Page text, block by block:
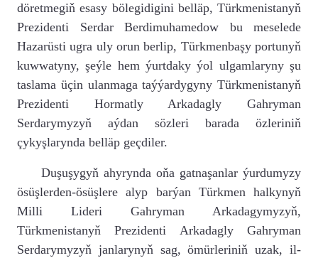
döretmegiň esasy bölegidigini belläp, Türkmenistanyň
Prezidenti Serdar Berdimuhamedow bu meselede
Hazarüsti ugra uly orun berlip, Türkmenbaşy portunyň
kuwwatyny, şeýle hem ýurtdaky ýol ulgamlaryny şu
taslama üçin ulanmaga taýýardygyny Türkmenistanyň
Prezidenti Hormatly Arkadagly Gahryman
Serdarymyzyň aýdan sözleri barada özleriniň
çykyşlarynda belläp geçdiler.
Duşuşygyň ahyrynda oňa gatnaşanlar ýurdumyzy
ösüşlerden-ösüşlere alyp barýan Türkmen halkynyň
Milli Lideri Gahryman Arkadagymyzyň,
Türkmenistanyň Prezidenti Arkadagly Gahryman
Serdarymyzyň janlarynyň sag, ömürleriniň uzak, il-